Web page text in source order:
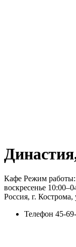
Кафе Режим
воскресенье
Россия, г.
Телефон 45-